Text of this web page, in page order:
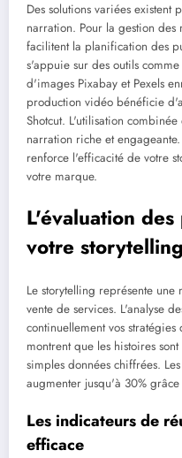
Des solutions variées
narration. Pour la gestion
facilitent la planification des
s'appuie sur des outils
d'images Pixabay et Pexels
production vidéo bénéficie
Shotcut. L'utilisation
narration riche et
renforce l'efficacité de votre
votre marque.
L'évaluation
votre storytelling
Le storytelling représente
vente de services. L'analyse
continuellement vos
montrent que les histoires
simples données chiffrées.
augmenter jusqu'à 30%
Les indicateurs de
efficace